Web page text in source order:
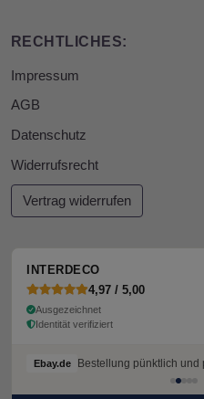
RECHTLICHES:
Impressum
AGB
Datenschutz
Widerrufsrecht
Vertrag widerrufen
INTERDECO
4,97 / 5,00
Ausgezeichnet
Identität verifiziert
Ebay.de Bestellung pünktlich und
Ebay.de Bestellung pünktlich und